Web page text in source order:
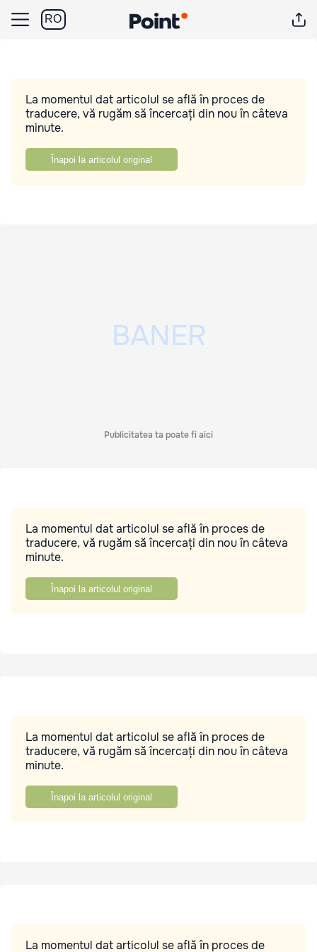
RO
La momentul dat articolul se află în proces de
traducere, vă rugăm să încercați din nou în câteva
minute.
Înapoi la articolul original
Publicitatea ta poate fi aici
La momentul dat articolul se află în proces de
traducere, vă rugăm să încercați din nou în câteva
minute.
Înapoi la articolul original
La momentul dat articolul se află în proces de
traducere, vă rugăm să încercați din nou în câteva
minute.
Înapoi la articolul original
La momentul dat articolul se află în proces de